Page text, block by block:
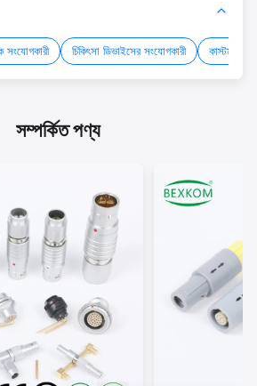
সংযোগকারী চিকিৎসা ডিভাইসের সংযোগকারী কাস্টম
সম্পর্কিত পণ্য